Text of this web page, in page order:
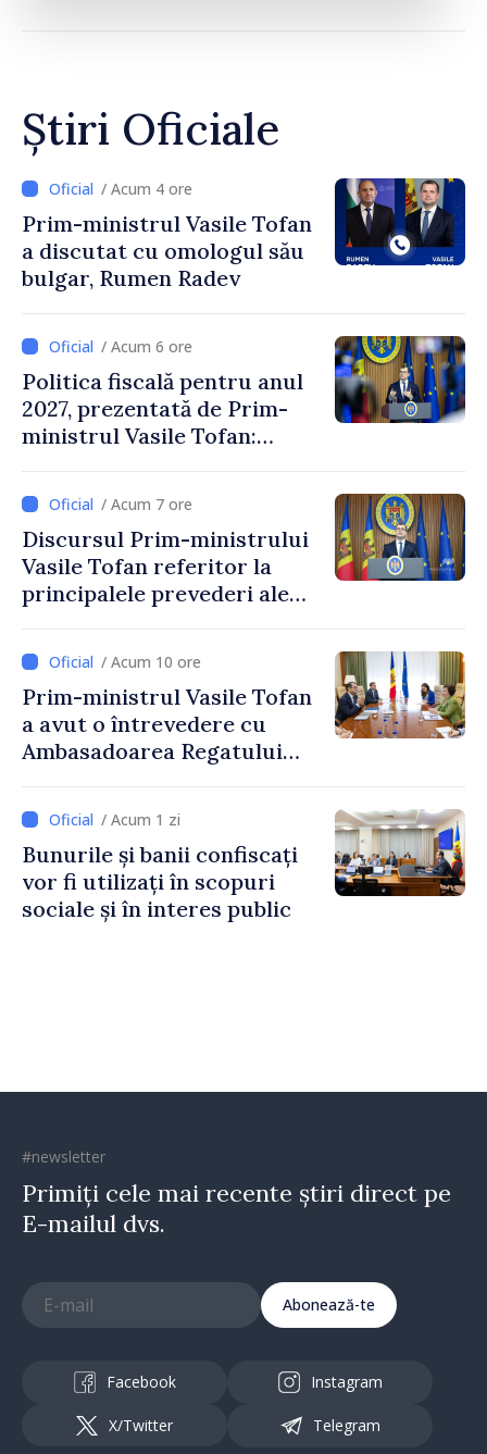
Știri Oficiale
/ Acum 4 ore
Prim-ministrul Vasile Tofan
a discutat cu omologul său
bulgar, Rumen Radev
/ Acum 6 ore
Politica fiscală pentru anul
2027, prezentată de Prim-
ministrul Vasile Tofan:
stimularea investițiilor și o
taxare mai echitabilă
/ Acum 7 ore
Discursul Prim-ministrului
Vasile Tofan referitor la
principalele prevederi ale
2027
/ Acum 10 ore
Prim-ministrul Vasile Tofan
a avut o întrevedere cu
Ambasadoarea Regatului
Irlandei de Nord, Fern
Horine / Acum 1 zi
Bunurile și banii confiscați
vor fi utilizați în scopuri
sociale și în interes public
#newsletter
Primiți cele mai recente știri direct pe
E-mailul dvs.
Abonează-te
Facebook Instagram
X/Twitter Telegram